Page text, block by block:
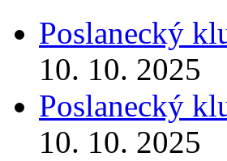
Poslanecký
10. 10. 2025
Poslanecký
10. 10. 2025